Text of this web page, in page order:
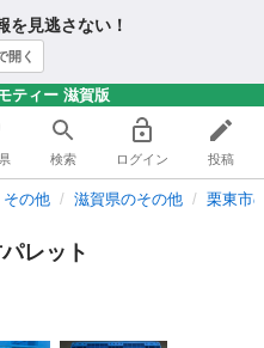
を見逃さない！
開く
ティー 滋賀版
検索 ログイン 投稿
その他 滋賀県のその他 栗東市
パレット